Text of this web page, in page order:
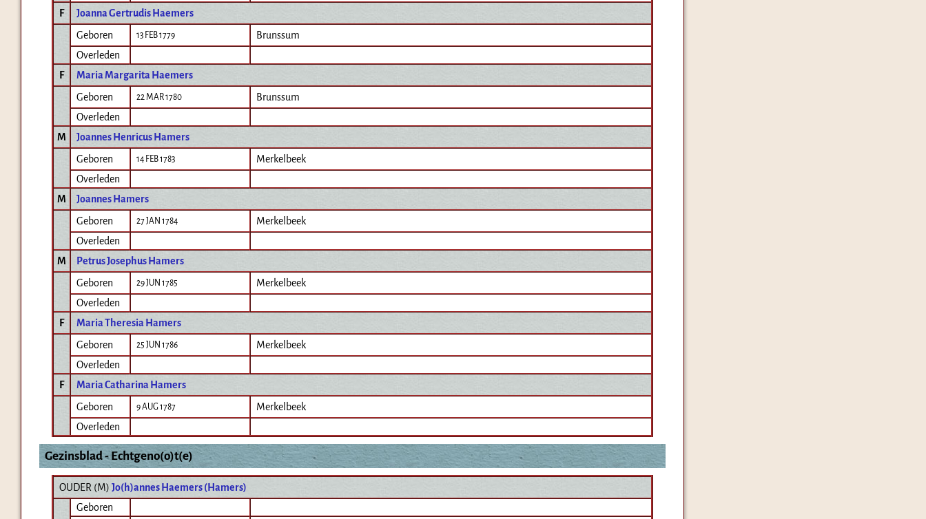
F
Joanna Gertrudis Haemers
Geboren
13 FEB 1779
Brunssum
Overleden
F
Maria Margarita Haemers
Geboren
22 MAR 1780
Brunssum
Overleden
M
Joannes Henricus Hamers
Geboren
14 FEB 1783
Merkelbeek
Overleden
M
Joannes Hamers
Geboren
27 JAN 1784
Merkelbeek
Overleden
M
Petrus Josephus Hamers
Geboren
29 JUN 1785
Merkelbeek
Overleden
F
Maria Theresia Hamers
Geboren
25 JUN 1786
Merkelbeek
Overleden
F
Maria Catharina Hamers
Geboren
9 AUG 1787
Merkelbeek
Overleden
Gezinsblad - Echtgeno(o)t(e)
OUDER (M) Jo(h)annes Haemers (Hamers)
Geboren